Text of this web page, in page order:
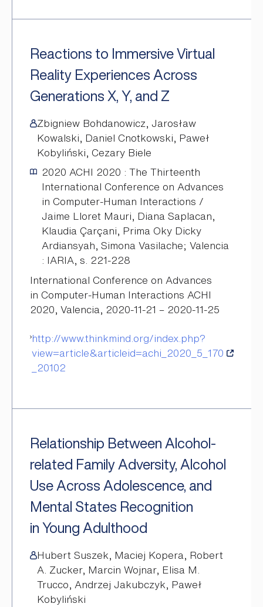
Reactions to Immersive Virtual
Reality Experiences Across
Generations X, Y, and Z
Zbigniew Bohdanowicz, Jarosław
Kowalski, Daniel Cnotkowski, Paweł
Kobyliński, Cezary Biele
2020 ACHI 2020 : The Thirteenth
International Conference on Advances
in Computer-Human Interactions /
Jaime Lloret Mauri, Diana Saplacan,
Klaudia Çarçani, Prima Oky Dicky
Ardiansyah, Simona Vasilache; Valencia
: IARIA, s. 221-228
International Conference on Advances
in Computer-Human Interactions ACHI
2020, Valencia, 2020-11-21 – 2020-11-25
http://www.thinkmind.org/index.php?
view=article&articleid=achi_2020_5_170
_20102
Relationship Between Alcohol-
related Family Adversity, Alcohol
Use Across Adolescence, and
Mental States Recognition
in Young Adulthood
Hubert Suszek, Maciej Kopera, Robert
A. Zucker, Marcin Wojnar, Elisa M.
Trucco, Andrzej Jakubczyk, Paweł
Kobyliński